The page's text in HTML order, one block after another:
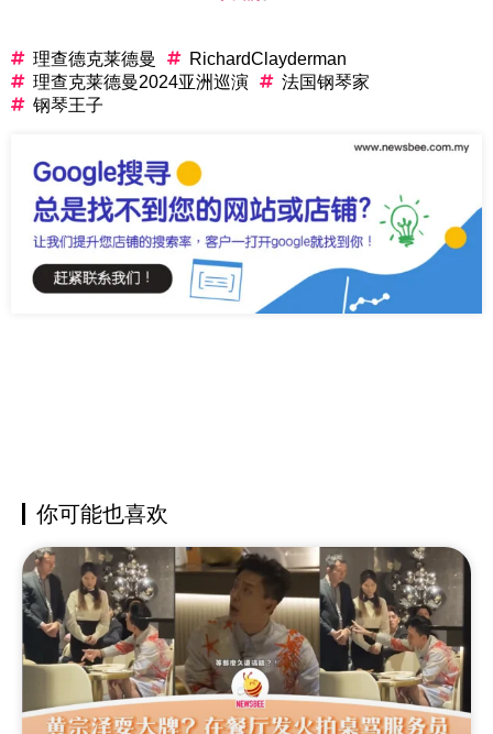
理查德克莱德曼
RichardClayderman
理查克莱德曼2024亚洲巡演
法国钢琴家
钢琴王子
你可能也喜欢